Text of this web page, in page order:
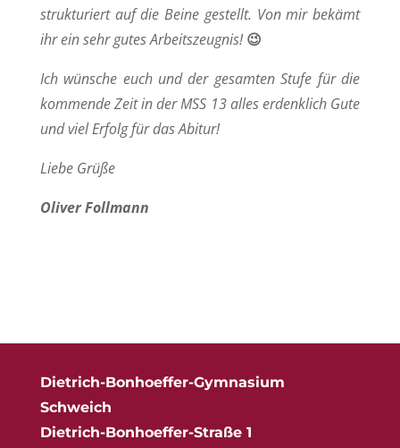
strukturiert auf die Beine gestellt. Von mir bekämt
ihr ein sehr gutes Arbeitszeugnis!😉
Ich wünsche euch und der gesamten Stufe für die
kommende Zeit in der MSS 13 alles erdenklich Gute
und viel Erfolg für das Abitur!
Liebe Grüße
Oliver Follmann
Dietrich-Bonhoeffer-Gymnasium
Schweich
Dietrich-Bonhoeffer-Straße 1